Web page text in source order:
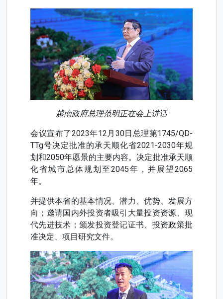
越南政府总理范明正在会上讲话
会议宣布了2023年12月30日总理第1745/QD-
TTg号决定批准的承天顺化省2021-2030年规
划和2050年愿景的主要内容。决定批准承天顺
化省城市总体规划至2045年，并展望2065
年。
并提供本省的基本情况、潜力、优势、发展方
向；邀请国内外投资者吸引大量投资资源、现
代先进技术；颁发投资登记证书、投资政策批
准决定、项目研究文件。